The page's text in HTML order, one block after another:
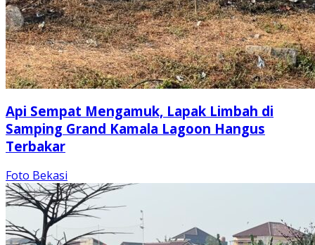
Api Sempat Mengamuk, Lapak Limbah di
Samping Grand Kamala Lagoon Hangus
Terbakar
Foto Bekasi